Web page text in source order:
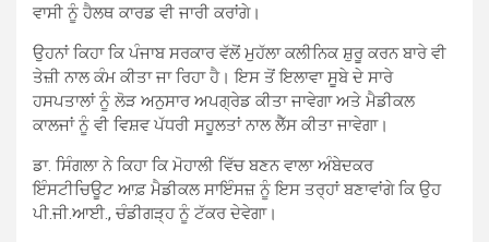
ਵਾਸੀ ਨੂੰ ਹੈਲਥ ਕਾਰਡ ਵੀ ਜਾਰੀ ਕਰਾਂਗੇ।
ਉਹਨਾਂ ਕਿਹਾ ਕਿ ਪੰਜਾਬ ਸਰਕਾਰ ਵੱਲੋਂ ਮੁਹੱਲਾ ਕਲੀਨਿਕ ਸ਼ੁਰੂ ਕਰਨ ਬਾਰੇ ਵੀ
ਤੇਜ਼ੀ ਨਾਲ ਕੰਮ ਕੀਤਾ ਜਾ ਰਿਹਾ ਹੈ। ਇਸ ਤੋਂ ਇਲਾਵਾ ਸੂਬੇ ਦੇ ਸਾਰੇ
ਹਸਪਤਾਲਾਂ ਨੂੰ ਲੋੜ ਅਨੁਸਾਰ ਅਪਗ੍ਰੇਡ ਕੀਤਾ ਜਾਵੇਗਾ ਅਤੇ ਮੈਡੀਕਲ
ਕਾਲਜਾਂ ਨੂੰ ਵੀ ਵਿਸ਼ਵ ਪੱਧਰੀ ਸਹੂਲਤਾਂ ਨਾਲ ਲੈੱਸ ਕੀਤਾ ਜਾਵੇਗਾ।
ਡਾ. ਸਿੰਗਲਾ ਨੇ ਕਿਹਾ ਕਿ ਮੋਹਾਲੀ ਵਿੱਚ ਬਣਨ ਵਾਲਾ ਅੰਬੇਦਕਰ
ਇੰਸਟੀਚਿਊਟ ਆਫ਼ ਮੈਡੀਕਲ ਸਾਇੰਸਜ਼ ਨੂੰ ਇਸ ਤਰ੍ਹਾਂ ਬਣਾਵਾਂਗੇ ਕਿ ਉਹ
ਪੀ.ਜੀ.ਆਈ., ਚੰਡੀਗੜ੍ਹ ਨੂੰ ਟੱਕਰ ਦੇਵੇਗਾ।